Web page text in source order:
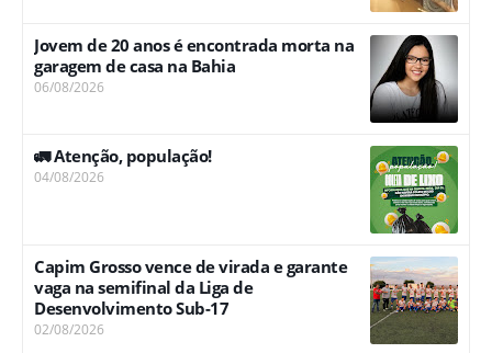
Jovem de 20 anos é encontrada morta na
garagem de casa na Bahia
06/08/2026
🚛 Atenção, população!
04/08/2026
Capim Grosso vence de virada e garante
vaga na semifinal da Liga de
Desenvolvimento Sub-17
02/08/2026